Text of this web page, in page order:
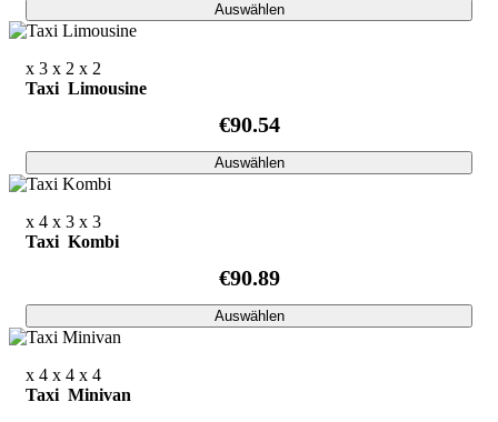
Auswählen
x 3 x 2 x 2
Taxi Limousine
€90.54
Auswählen
x 4 x 3 x 3
Taxi Kombi
€90.89
Auswählen
x 4 x 4 x 4
Taxi Minivan